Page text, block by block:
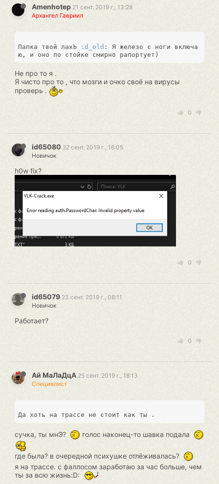
Amenhotep 21 сент. 2019 г., 13:28
Архангел Гавриил
Папка твой лахЪ :d_old : Я железо с ноги включа
Не про то я .
Я чисто про то , что мозги и очко своё на вирусы
проверь .
0
id65080 22 сент. 2019 г., 16:05
Новичок
h0w fix?
0
id65079 23 сент. 2019 г., 08:11
Новичок
Работает?
0
Ай МаЛаДцА 25 сент. 2019 г., 18:13
Специалист
сучка, ты мнЭ? голос наконец-то шавка подала
где была? в очередной психушке отлёживалась?
я на трассе. с фаллосом заработаю за час больше, чем
ты за всю жизнь:D: